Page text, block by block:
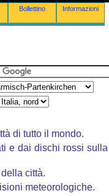
Bollettino Informazioni
di tutto il mondo.
e dai dischi rossi sulla
città.
meteorologiche.